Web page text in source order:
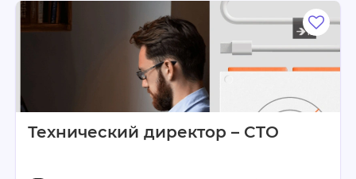
Технический директор – CTO